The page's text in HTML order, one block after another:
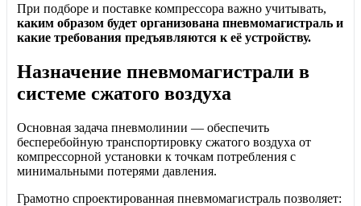
При подборе и поставке компрессора важно учитывать,
каким образом будет организована пневмомагистраль и
какие требования предъявляются к её устройству.
Назначение пневмомагистрали в
системе сжатого воздуха
Основная задача пневмолинии — обеспечить
бесперебойную транспортировку сжатого воздуха от
компрессорной установки к точкам потребления с
минимальными потерями давления.
Грамотно спроектированная пневмомагистраль позволяет: